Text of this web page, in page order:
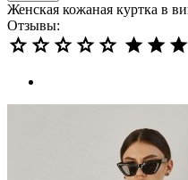
Женская кожаная куртка в
Отзывы: